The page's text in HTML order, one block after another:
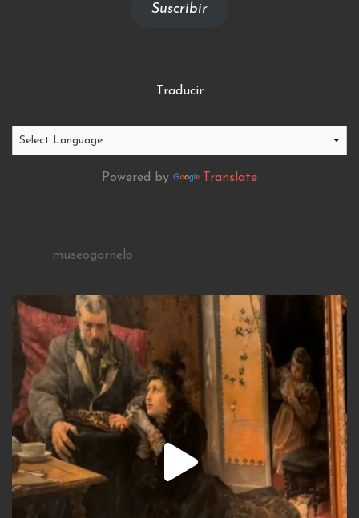
Suscribir
Traducir
Powered by Translate
museogarnelo